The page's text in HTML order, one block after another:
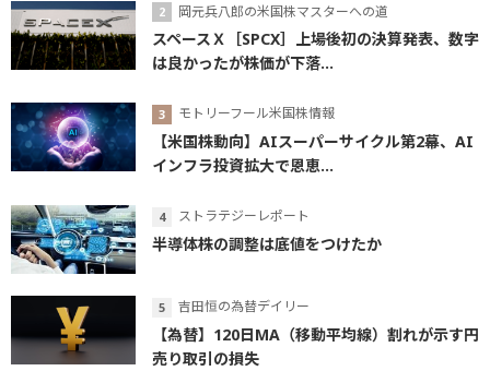
岡元兵八郎の米国株マスターへの道
スペースＸ［SPCX］上場後初の決算発表、数字
は良かったが株価が下落...
モトリーフール米国株情報
【米国株動向】AIスーパーサイクル第2幕、AI
インフラ投資拡大で恩恵...
ストラテジーレポート
半導体株の調整は底値をつけたか
吉田恒の為替デイリー
【為替】120日MA（移動平均線）割れが示す円
売り取引の損失